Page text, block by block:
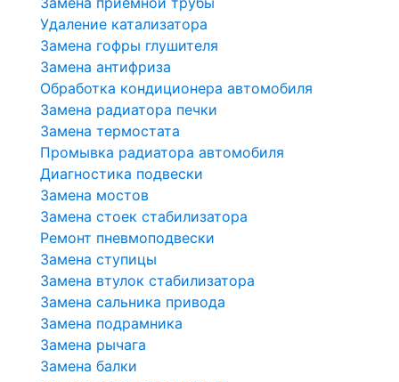
Удаление катализатора
Замена гофры глушителя
Замена антифриза
Обработка кондиционера автомобиля
Замена радиатора печки
Замена термостата
Промывка радиатора автомобиля
Диагностика подвески
Замена мостов
Замена стоек стабилизатора
Ремонт пневмоподвески
Замена ступицы
Замена втулок стабилизатора
Замена сальника привода
Замена подрамника
Замена рычага
Замена балки